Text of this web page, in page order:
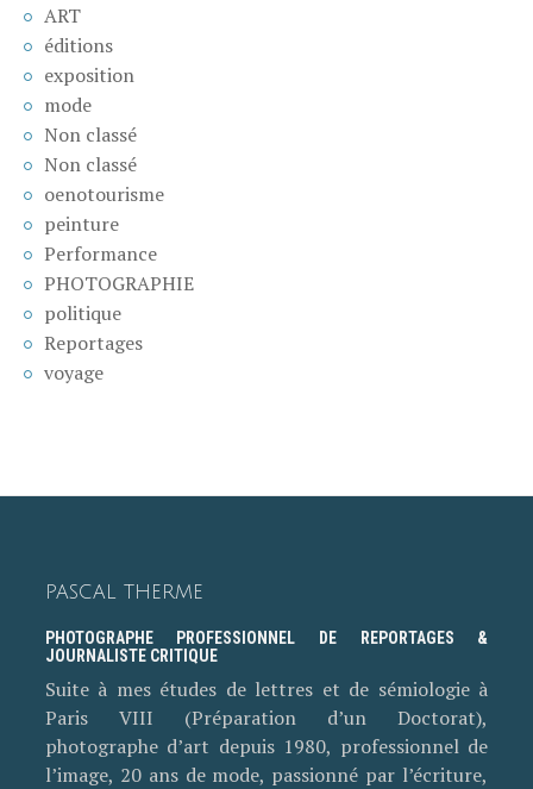
ART
éditions
exposition
mode
Non classé
Non classé
oenotourisme
peinture
Performance
PHOTOGRAPHIE
politique
Reportages
voyage
PASCAL THERME
PHOTOGRAPHE PROFESSIONNEL DE REPORTAGES &
JOURNALISTE CRITIQUE
Suite à mes études de lettres et de sémiologie à
Paris VIII (Préparation d’un Doctorat),
photographe d’art depuis 1980, professionnel de
l’image, 20 ans de mode, passionné par l’écriture,